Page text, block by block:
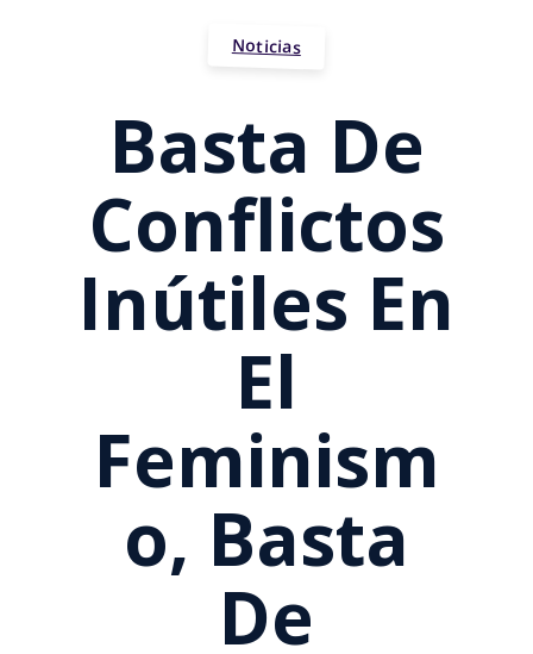
Noticias
Basta De
Conflictos
Inútiles En
El
Feminism
O, Basta
De